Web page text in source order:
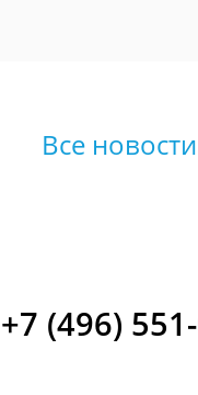
Все
+7 (496)